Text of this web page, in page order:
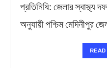
প্রতিনিধি: জেলার স্বাস্থ্য
অনুযায়ী পশ্চিম মেদিনীপুর
READ